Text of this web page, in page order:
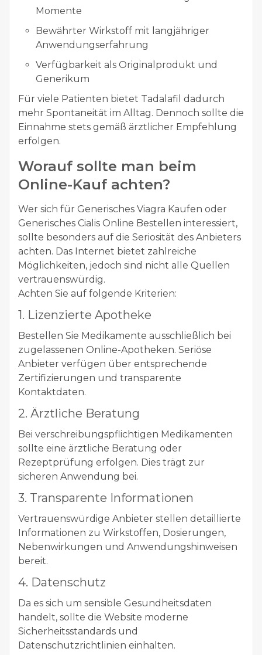
Momente
Bewährter Wirkstoff mit langjähriger
Anwendungserfahrung
Verfügbarkeit als Originalprodukt und
Generikum
Für viele Patienten bietet Tadalafil dadurch
mehr Spontaneität im Alltag. Dennoch sollte die
Einnahme stets gemäß ärztlicher Empfehlung
erfolgen.
Worauf sollte man beim
Online-Kauf achten?
Wer sich für Generisches Viagra Kaufen oder
Generisches Cialis Online Bestellen interessiert,
sollte besonders auf die Seriosität des Anbieters
achten. Das Internet bietet zahlreiche
Möglichkeiten, jedoch sind nicht alle Quellen
vertrauenswürdig.
Achten Sie auf folgende Kriterien:
1. Lizenzierte Apotheke
Bestellen Sie Medikamente ausschließlich bei
zugelassenen Online-Apotheken. Seriöse
Anbieter verfügen über entsprechende
Zertifizierungen und transparente
Kontaktdaten.
2. Ärztliche Beratung
Bei verschreibungspflichtigen Medikamenten
sollte eine ärztliche Beratung oder
Rezeptprüfung erfolgen. Dies trägt zur
sicheren Anwendung bei.
3. Transparente Informationen
Vertrauenswürdige Anbieter stellen detaillierte
Informationen zu Wirkstoffen, Dosierungen,
Nebenwirkungen und Anwendungshinweisen
bereit.
4. Datenschutz
Da es sich um sensible Gesundheitsdaten
handelt, sollte die Website moderne
Sicherheitsstandards und
Datenschutzrichtlinien einhalten.